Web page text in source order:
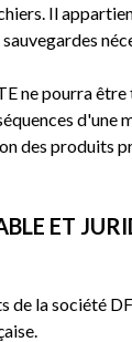
Il
ne pourra être
d'une
des produits
ET
de la société